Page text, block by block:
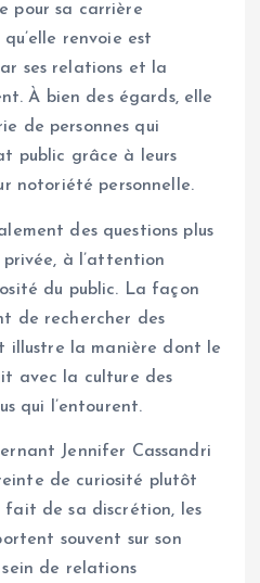
pour sa carrière
renvoie est
ses relations et la
À bien des égards, elle
de personnes qui
public grâce à leurs
notoriété personnelle.
des questions plus
à l’attention
du public. La façon
de rechercher des
illustre la manière dont le
avec la culture des
qui l’entourent.
Jennifer Cassandri
de curiosité plutôt
fait de sa discrétion, les
souvent sur son
de relations